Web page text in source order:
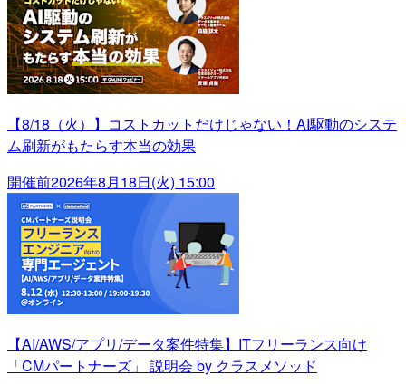
【8/18（火）】コストカットだけじゃない！AI駆動のシステ
ム刷新がもたらす本当の効果
開催前2026年8月18日(火) 15:00
【AI/AWS/アプリ/データ案件特集】ITフリーランス向け
「CMパートナーズ」 説明会 by クラスメソッド